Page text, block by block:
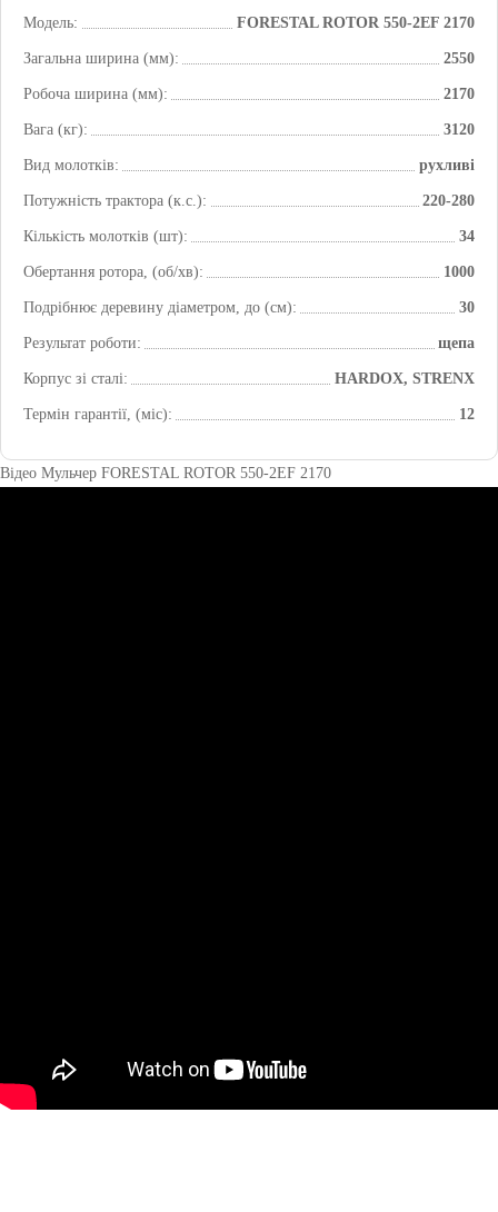
Модель: FORESTAL ROTOR 550-2EF 2170
Загальна ширина (мм): 2550
Робоча ширина (мм): 2170
Вага (кг): 3120
Вид молотків: рухливі
Потужність трактора (к.с.): 220-280
Кількість молотків (шт): 34
Обертання ротора, (об/хв): 1000
Подрібнює деревину діаметром, до (см): 30
Результат роботи: щепа
Корпус зі сталі: HARDOX, STRENX
Термін гарантії, (міс): 12
Відео Мульчер FORESTAL ROTOR 550-2EF 2170